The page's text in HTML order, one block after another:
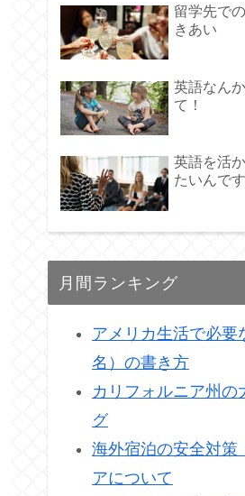
留学先で
きあい
英語なん
て！
英語を活
たいんです
月間ランキング
アメリカ生活で必要
名）の書き方
カリフォルニア州の
グ
海外宿泊の安全対策
アについて